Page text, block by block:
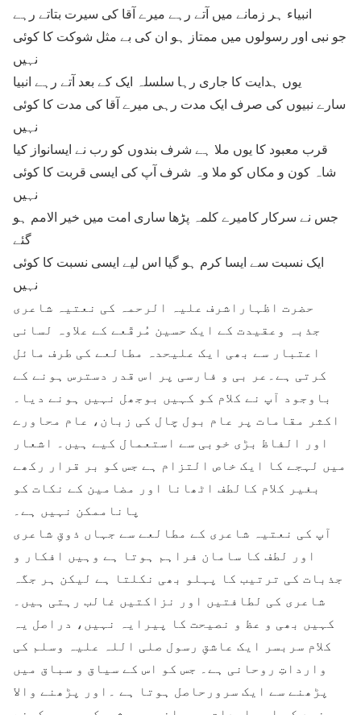
انبیاء ہر زمانے میں آتے رہے میرے آقا کی سیرت بتاتے رہے
جو نبی اور رسولوں میں ممتاز ہو ان کی بے مثل شوکت کا کوئی
نہیں
یوں ہدایت کا جاری رہا سلسلہ ایک کے بعد آتے رہے انبیا
سارے نبیوں کی صرف ایک مدت رہی میرے آقا کی مدت کا کوئی
نہیں
قرب معبود کا یوں ملا ہے شرف بندوں کو رب نے ایسانواز کیا
شاہ کون و مکاں کو ملا وہ شرف آپ کی ایسی قربت کا کوئی
نہیں
جس نے سرکار کامیرے کلمہ پڑھا ساری امت میں خیر الامم ہو
گئے
ایک نسبت سے ایسا کرم ہو گیا اس لیے ایسی نسبت کا کوئی
نہیں
حضرت اظہاراشرف علیہ الرحمہ کی نعتیہ شاعری
جذبہ وعقیدت کے ایک حسین مُرقّعے کے علاوہ لسانی
اعتبار سے بھی ایک علیحدہ مطالعے کی طرف مائل
کرتی ہے۔عر بی و فارسی پر اس قدر دسترس ہونے کے
باوجود آپ نے کلام کو کہیں بوجھل نہیں ہونے دیا۔
اکثر مقامات پر عام بول چال کی زبان، عام محاورے
اور الفاظ بڑی خوبی سے استعمال کیے ہیں۔ اشعار
میں لہجے کا ایک خاص التزام ہے جس کو بر قرار رکھے
بغیر کلام کالطف اٹھانا اور مضامین کے نکات کو
پاناممکن نہیں ہے۔
آپ کی نعتیہ شاعری کے مطالعے سے جہاں ذوقِ شاعری
اور لطف کا سامان فراہم ہوتا ہے وہیں افکار و
جذبات کی ترتیب کا پہلو بھی نکلتا ہے لیکن ہر جگہ
شاعری کی لطافتیں اور نزاکتیں غالب رہتی ہیں۔
کہیں بھی و عظ و نصیحت کا پیرایہ نہیں، دراصل یہ
کلام سربسر ایک عاشقِ رسول صلی اللہ علیہ وسلم کی
وارداتِ روحانی ہے۔ جس کو اس کے سیاق و سباق میں
پڑھنے سے ایک سرورحاصل ہوتا ہے ۔اور پڑھنے والا